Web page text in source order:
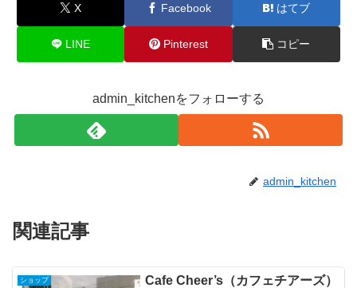
X Facebook はてブ
LINE Pinterest コピー
admin_kitchenをフォローする
admin_kitchen
関連記事
ショップ
Cafe Cheer’s（カフェチアーズ）